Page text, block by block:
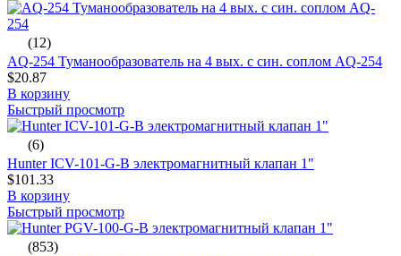
(12)
AQ-254 Туманообразователь на 4 вых. с син. соплом AQ-254
$20.87
В корзину
Быстрый просмотр
(6)
Hunter ICV-101-G-B электромагнитный клапан 1"
$101.33
В корзину
Быстрый просмотр
(853)